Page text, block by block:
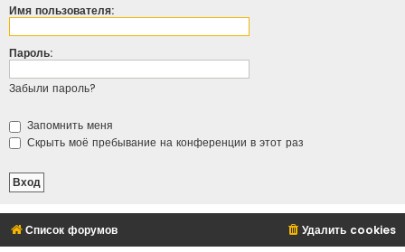
Имя пользователя:
Пароль:
Забыли пароль?
Запомнить меня
Скрыть моё пребывание на конференции в этот раз
Список форумов Удалить cookies